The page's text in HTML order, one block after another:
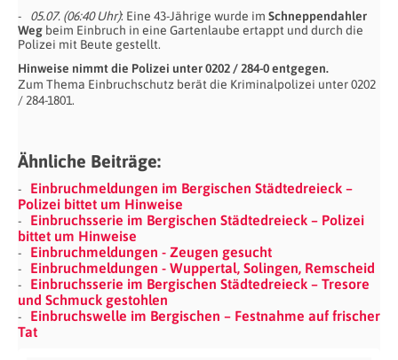
05.07. (06:40 Uhr): Eine 43-Jährige wurde im Schneppendahler
Weg beim Einbruch in eine Gartenlaube ertappt und durch die
Polizei mit Beute gestellt.
Hinweise nimmt die Polizei unter 0202 / 284-0 entgegen.
Zum Thema Einbruchschutz berät die Kriminalpolizei unter 0202
/ 284-1801.
Ähnliche Beiträge:
Einbruchmeldungen im Bergischen Städtedreieck –
Polizei bittet um Hinweise
Einbruchsserie im Bergischen Städtedreieck – Polizei
bittet um Hinweise
Einbruchmeldungen - Zeugen gesucht
Einbruchmeldungen - Wuppertal, Solingen, Remscheid
Einbruchsserie im Bergischen Städtedreieck – Tresore
und Schmuck gestohlen
Einbruchswelle im Bergischen – Festnahme auf frischer
Tat